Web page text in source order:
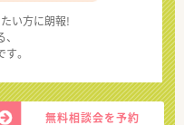
い方に朗報!
。
無料相談会を予約